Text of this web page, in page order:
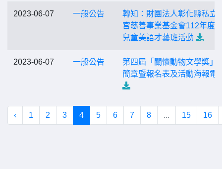
2023-06-07 一般公告
轉知：財團法人彰化縣私立
宮慈善事業基金會112年度
兒童美語才藝班活動
2023-06-07 一般公告
第四屆「關懷動物文學獎」
簡章暨報名表及活動海報電
‹ 1 2 3 4 5 6 7 8 ... 15 16